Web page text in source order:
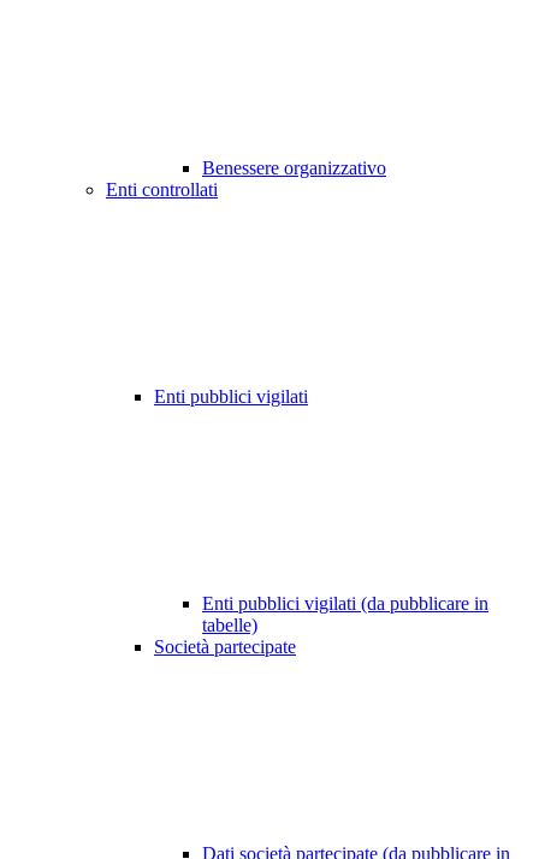
Benessere organizzativo
Enti controllati
Enti pubblici vigilati
Enti pubblici vigilati (da pubblicare in
tabelle)
Società partecipate
Dati società partecipate (da pubblicare in